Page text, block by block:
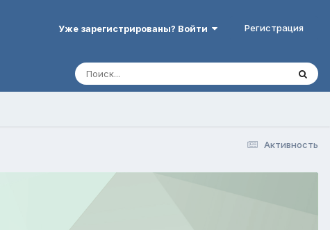
Уже зарегистрированы? Войти Регистрация
Активность